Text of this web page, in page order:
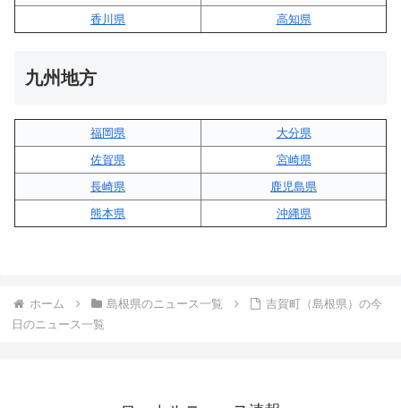
香川県
高知県
九州地方
福岡県
大分県
佐賀県
宮崎県
長崎県
鹿児島県
熊本県
沖縄県
ホーム 島根県のニュース一覧
吉賀町（島根県）の今
日のニュース一覧